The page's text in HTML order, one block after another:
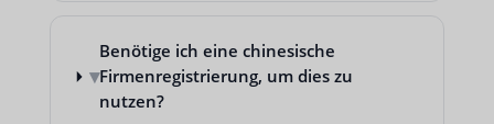
▾
Benötige ich eine chinesische
Firmenregistrierung, um dies zu
nutzen?